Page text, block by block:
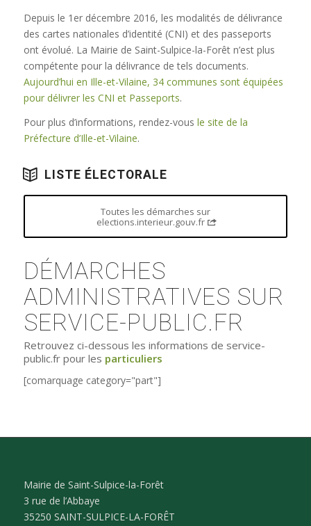
Depuis le 1er décembre 2016, les modalités de délivrance
des cartes nationales d’identité (CNI) et des passeports
ont évolué. La Mairie de Saint-Sulpice-la-Forêt n’est plus
compétente pour la délivrance de tels documents.
Aujourd’hui en Ille-et-Vilaine, 34 communes sont équipées
pour délivrer les CNI et Passeports.
Pour plus d’informations, rendez-vous le site de la
Préfecture d’Ille-et-Vilaine.
LISTE ÉLECTORALE
Toutes les démarches sur
elections.interieur.gouv.fr
DÉMARCHES
ADMINISTRATIVES SUR
SERVICE-PUBLIC.FR
Retrouvez ci-dessous les informations de service-
public.fr pour les particuliers
[comarquage category="part"]
Mairie de Saint-Sulpice-la-Forêt
3 rue de l’Abbaye
35250 SAINT-SULPICE-LA-FORÊT